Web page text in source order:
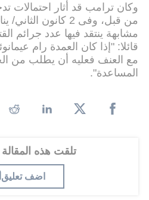
وكان ترامب قد أثار
من قبل، وفى 2 كانون
مشابهة ينتقد فيها عدد جرائم
قائلا: "إذا كان العمدة رام
مع العنف فعليه أن يطلب من
المساعدة".
تلقت هذه المقالة 0
اضف تعليق